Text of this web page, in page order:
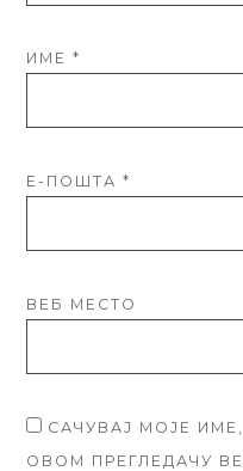
ИМЕ*
Е-ПОШТА*
ВЕБ МЕСТО
САЧУВАЈ МОЈЕ
ОВОМ ПРЕГЛЕДАЧУ